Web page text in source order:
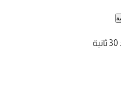
30 ثانية